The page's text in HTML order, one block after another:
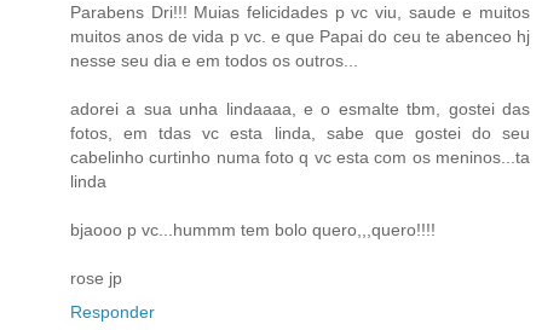
Parabens Dri!!! Muias felicidades p vc viu, saude e muitos
muitos anos de vida p vc. e que Papai do ceu te abenceo hj
nesse seu dia e em todos os outros...
adorei a sua unha lindaaaa, e o esmalte tbm, gostei das
fotos, em tdas vc esta linda, sabe que gostei do seu
cabelinho curtinho numa foto q vc esta com os meninos...ta
linda
bjaooo p vc...hummm tem bolo quero,,,quero!!!!
rose jp
Responder